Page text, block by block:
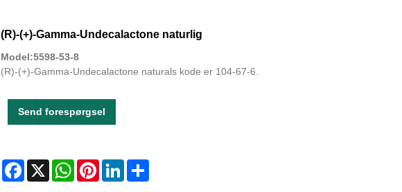
(R)-(+)-Gamma-Undecalactone naturlig
Model:5598-53-8
(R)-(+)-Gamma-Undecalactone naturals kode er 104-67-6.
Send forespørgsel
Facebook
X WhatsAppPinterestLinkedInShare